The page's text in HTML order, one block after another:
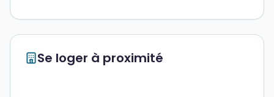
Se loger à proximité